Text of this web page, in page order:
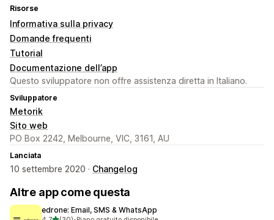
Risorse
Informativa sulla privacy
Domande frequenti
Tutorial
Documentazione dell’app
Questo sviluppatore non offre assistenza diretta in Italiano.
Sviluppatore
Metorik
Sito web
PO Box 2242, Melbourne, VIC, 3161, AU
Lanciata
10 settembre 2020 · Changelog
Altre app come questa
edrone: Email, SMS & WhatsApp